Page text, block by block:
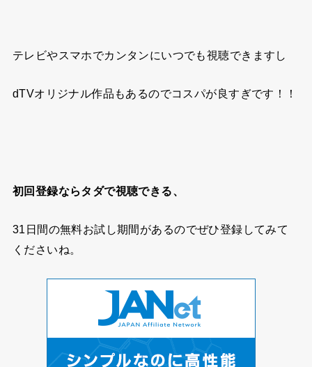
テレビやスマホでカンタンにいつでも視聴できますし
dTVオリジナル作品もあるのでコスパが良すぎです！！
初回登録ならタダで視聴できる、
31日間の無料お試し期間 があるのでぜひ登録してみて
くださいね。